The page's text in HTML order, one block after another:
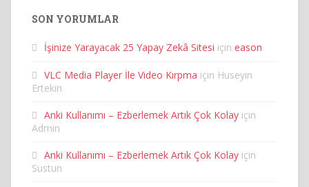
SON YORUMLAR
İşinize Yarayacak 25 Yapay Zekâ Sitesi için eason
VLC Media Player İle Video Kırpma için Huseyin
Ertekin
Anki Kullanımı – Ezberlemek Artık Çok Kolay için
Admin
Anki Kullanımı – Ezberlemek Artık Çok Kolay için
Sustun